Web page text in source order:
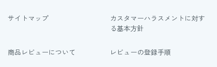
サイトマップ
カスタマーハラスメントに対す
る基本方針
商品レビューについて レビューの登録手順